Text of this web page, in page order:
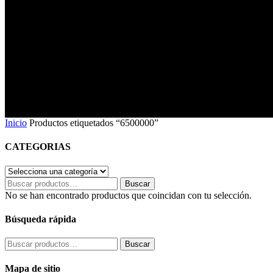
Inicio Productos etiquetados “6500000”
CATEGORIAS
Buscar
por:
Buscar
No se han encontrado productos que coincidan con tu selección.
Búsqueda rápida
Buscar
por:
Buscar
Mapa de sitio